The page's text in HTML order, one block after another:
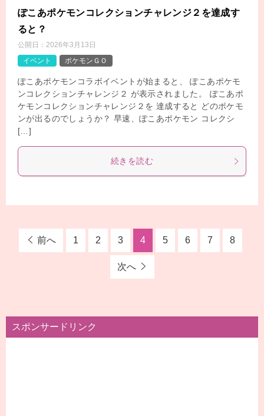
ぽこあポケモンコレクションチャレンジ２を達成す
ると？
公開日： 2026年3月13日
イベント
ポケモンＧＯ
ぽこあポケモンコラボイベントが始まると、 ぽこあポケモ
ンコレクションチャレンジ２ が表示されました。 ぽこあポ
ケモンコレクションチャレンジ２を 達成すると どのポケモ
ンが出るのでしょうか？ 早速、ぽこあポケモン コレクシ
[…]
続きを読む
前へ 1 2 3 4 5 6 7 8
次へ
スポンサードリンク